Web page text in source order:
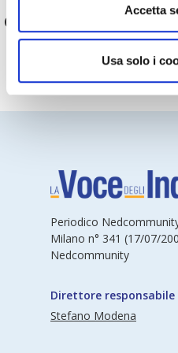
Accetta
Usa solo i
Condividi articolo:
Periodico
Milano n° 341 (17/07/
Nedcommunity
Direttore responsabile
Stefano Modena